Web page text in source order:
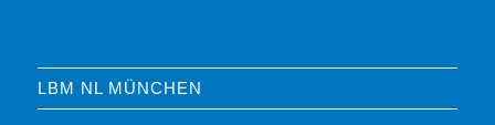
LBM NL MÜNCHEN